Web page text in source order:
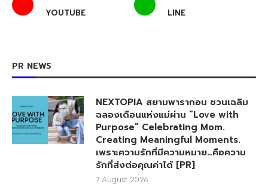
YOUTUBE LINE
PR NEWS
NEXTOPIA สยามพารากอน ชวนเฉลิม
ฉลองเดือนแห่งแม่ผ่าน “Love with
Purpose” Celebrating Mom.
Creating Meaningful Moments.
เพราะความรักที่มีความหมาย…คือความ
รักที่ส่งต่อคุณค่าได้ [PR]
7 August 2026